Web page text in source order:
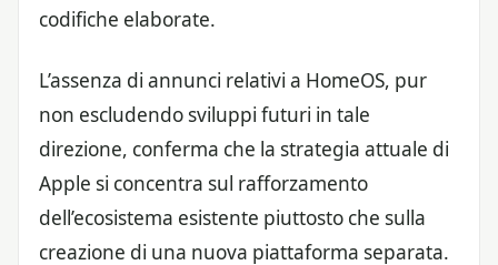
codifiche elaborate.
L’assenza di annunci relativi a HomeOS, pur
non escludendo sviluppi futuri in tale
direzione, conferma che la strategia attuale di
Apple si concentra sul rafforzamento
dell’ecosistema esistente piuttosto che sulla
creazione di una nuova piattaforma separata.